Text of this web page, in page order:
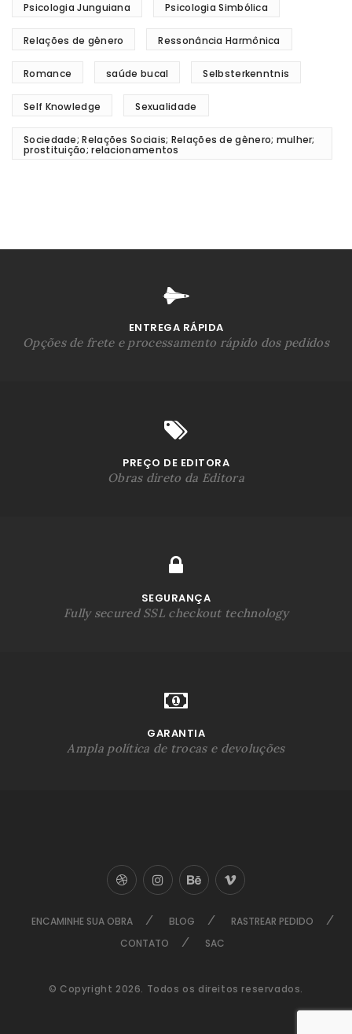
Psicologia Junguiana Psicologia Simbólica
Relações de gênero Ressonância Harmônica
Romance saúde bucal Selbsterkenntnis
Self Knowledge Sexualidade
Sociedade; Relações Sociais; Relações de gênero; mulher;
prostituição; relacionamentos
ENTREGA RÁPIDA
Opções de frete e processamento rápido dos pedidos
PREÇO DE EDITORA
Obras direto da Editora
SEGURANÇA
Fully secured SSL checkout technology
GARANTIA
Ampla política de trocas e devoluções
ENCAMINHE SUA OBRA BLOG
RASTREAR PEDIDO
CONTATO
SAC
© Copyright 2026. Todos os direitos reservados.